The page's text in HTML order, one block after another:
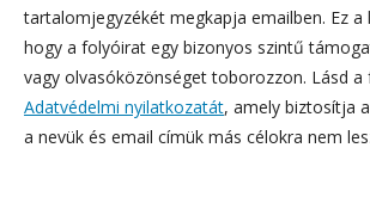
tartalomjegyzékét megkapja emailben. Ez a
hogy a folyóirat egy bizonyos szintű
vagy olvasóközönséget toborozzon. Lásd
Adatvédelmi nyilatkozatát, amely biztosítja
a nevük és email címük más célokra nem